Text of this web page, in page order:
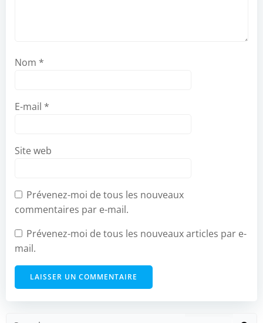
Nom *
E-mail *
Site web
Prévenez-moi de tous les nouveaux
commentaires par e-mail.
Prévenez-moi de tous les nouveaux articles par e-
mail.